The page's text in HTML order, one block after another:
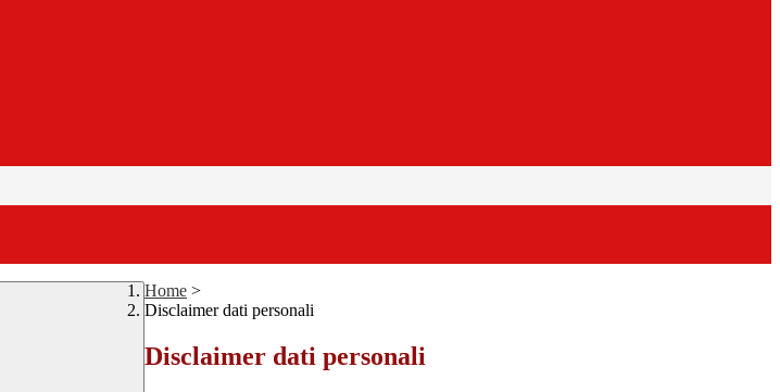
Home >
Disclaimer dati personali
Disclaimer dati personali